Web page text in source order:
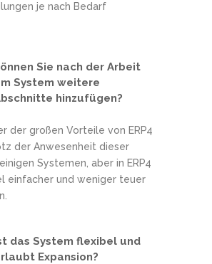
je nach Bedarf
Sie nach der Arbeit
System weitere
hinzufügen?
der großen Vorteile von ERP4
der Anwesenheit dieser
Systemen, aber in ERP4
einfacher und weniger teuer
das System flexibel und
Expansion?